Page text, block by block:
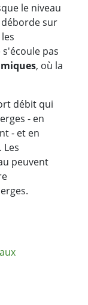
le niveau
sur
pas
, où la
débit qui
- en
- et en
peuvent